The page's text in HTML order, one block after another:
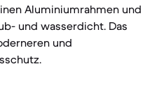
Aluminiumrahmen und
und wasserdicht. Das
und